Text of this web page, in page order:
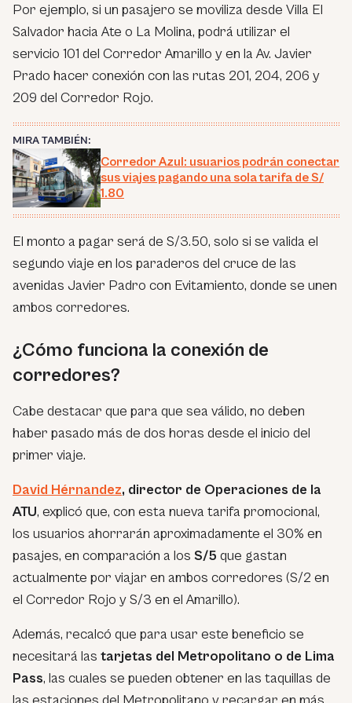
Por ejemplo, si un pasajero se moviliza desde Villa El
Salvador hacia Ate o La Molina, podrá utilizar el
servicio 101 del Corredor Amarillo y en la Av. Javier
Prado hacer conexión con las rutas 201, 204, 206 y
209 del Corredor Rojo.
MIRA TAMBIÉN:
Corredor Azul: usuarios podrán conectar
sus viajes pagando una sola tarifa de S/
1.80
El monto a pagar será de S/3.50, solo si se valida el
segundo viaje en los paraderos del cruce de las
avenidas Javier Padro con Evitamiento, donde se unen
ambos corredores.
¿Cómo funciona la conexión de
corredores?
Cabe destacar que para que sea válido, no deben
haber pasado más de dos horas desde el inicio del
primer viaje.
David Hérnandez, director de Operaciones de la
ATU, explicó que, con esta nueva tarifa promocional,
los usuarios ahorrarán aproximadamente el 30% en
pasajes, en comparación a los S/5 que gastan
actualmente por viajar en ambos corredores (S/2 en
el Corredor Rojo y S/3 en el Amarillo).
Además, recalcó que para usar este beneficio se
necesitará las tarjetas del Metropolitano o de Lima
Pass, las cuales se pueden obtener en las taquillas de